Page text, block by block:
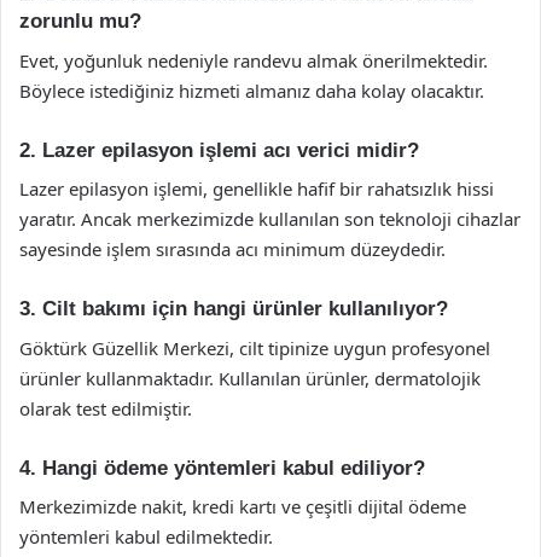
zorunlu mu?
Evet, yoğunluk nedeniyle randevu almak önerilmektedir.
Böylece istediğiniz hizmeti almanız daha kolay olacaktır.
2. Lazer epilasyon işlemi acı verici midir?
Lazer epilasyon işlemi, genellikle hafif bir rahatsızlık hissi
yaratır. Ancak merkezimizde kullanılan son teknoloji cihazlar
sayesinde işlem sırasında acı minimum düzeydedir.
3. Cilt bakımı için hangi ürünler kullanılıyor?
Göktürk Güzellik Merkezi, cilt tipinize uygun profesyonel
ürünler kullanmaktadır. Kullanılan ürünler, dermatolojik
olarak test edilmiştir.
4. Hangi ödeme yöntemleri kabul ediliyor?
Merkezimizde nakit, kredi kartı ve çeşitli dijital ödeme
yöntemleri kabul edilmektedir.